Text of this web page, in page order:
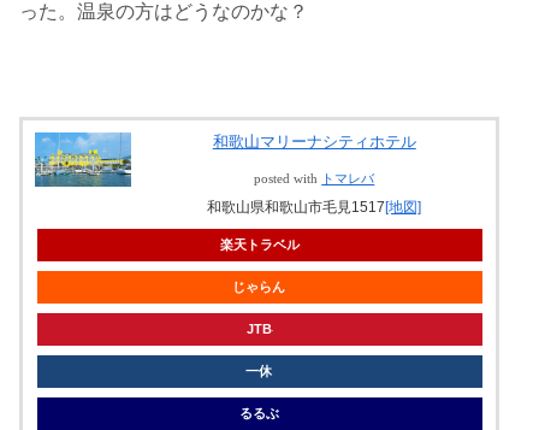
った。温泉の方はどうなのかな？
和歌山マリーナシティホテル
posted with トマレバ
和歌山県和歌山市毛見1517 [地図]
楽天トラベル
じゃらん
JTB
一休
るるぶ